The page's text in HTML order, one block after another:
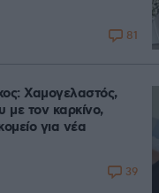
81
Χαμογελαστός,
με τον καρκίνο,
για νέα
39